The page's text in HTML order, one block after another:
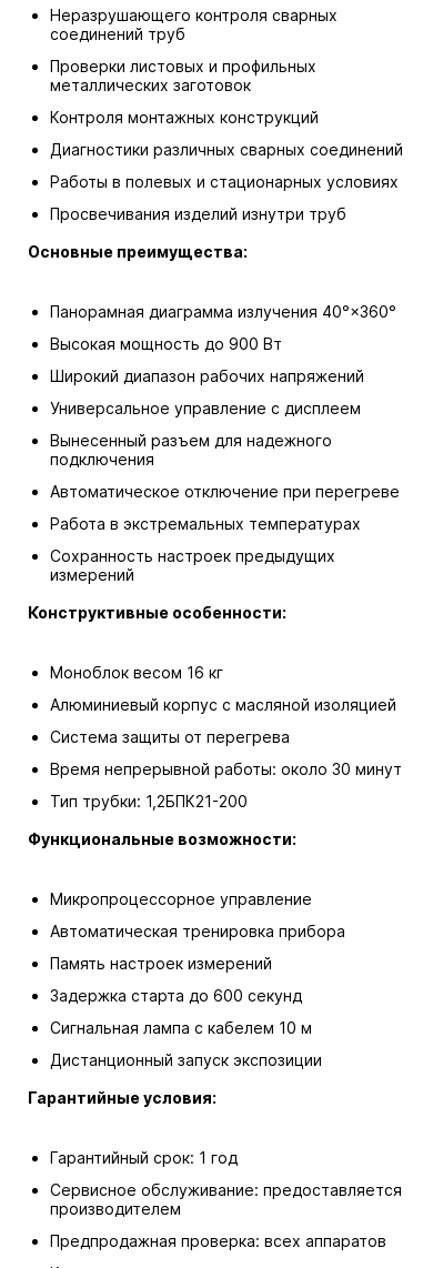
Неразрушающего контроля сварных
соединений труб
Проверки листовых и профильных
металлических заготовок
Контроля монтажных конструкций
Диагностики различных сварных соединений
Работы в полевых и стационарных условиях
Просвечивания изделий изнутри труб
Основные преимущества:
Панорамная диаграмма излучения 40°×360°
Высокая мощность до 900 Вт
Широкий диапазон рабочих напряжений
Универсальное управление с дисплеем
Вынесенный разъем для надежного
подключения
Автоматическое отключение при перегреве
Работа в экстремальных температурах
Сохранность настроек предыдущих
измерений
Конструктивные особенности:
Моноблок весом 16 кг
Алюминиевый корпус с масляной изоляцией
Система защиты от перегрева
Время непрерывной работы: около 30 минут
Тип трубки: 1,2БПК21-200
Функциональные возможности:
Микропроцессорное управление
Автоматическая тренировка прибора
Память настроек измерений
Задержка старта до 600 секунд
Сигнальная лампа с кабелем 10 м
Дистанционный запуск экспозиции
Гарантийные условия:
Гарантийный срок: 1 год
Сервисное обслуживание: предоставляется
производителем
Предпродажная проверка: всех аппаратов